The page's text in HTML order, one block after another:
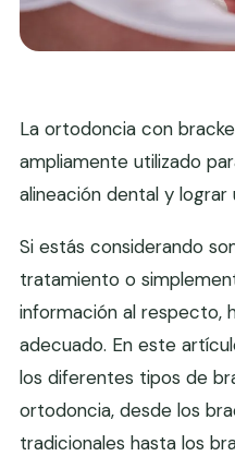
La ortodoncia con
ampliamente utilizado
alineación dental y
Si estás considerando
tratamiento o
información al respecto,
adecuado. En este
los diferentes tipos de
ortodoncia, desde los
tradicionales hasta los